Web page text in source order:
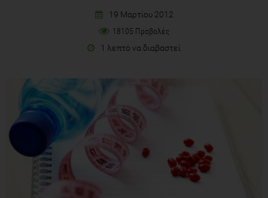
19 Μαρτίου 2012
18105 Προβολές
1 λεπτό να διαβαστεί